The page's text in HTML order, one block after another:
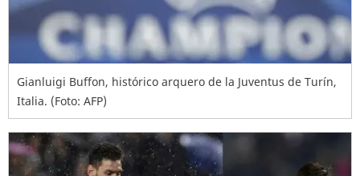
Gianluigi Buffon, histórico arquero de la Juventus de Turín,
Italia. (Foto: AFP)